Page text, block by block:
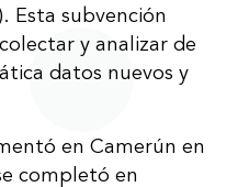
Esta subvención
y analizar de
datos nuevos y
en Camerún en
completó en